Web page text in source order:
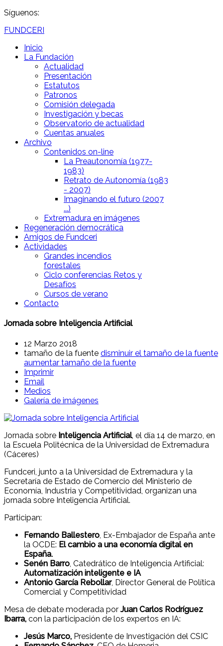
Síguenos:
FUNDCERI
Inicio
La Fundación
Actualidad
Presentación
Estatutos
Patronos
Comisión delegada
Investigación y becas
Observatorio de actualidad
Cuentas anuales
Archivo
Contenidos on-line
La Preautonomía (1977-
1983)
Retrato de Autonomía (1983
- 2007)
Imaginando el futuro (2007
...)
Extremadura en imágenes
Regeneración democrática
Amigos de Fundceri
Actividades
Grandes incendios
forestales
Ciclo conferencias Retos y
Desafíos
Cursos de verano
Contacto
Jornada sobre Inteligencia Artificial
12 Marzo 2018
tamaño de la fuente disminuir el tamaño de la fuente
aumentar tamaño de la fuente
Imprimir
Email
Medios
Galería de imágenes
Jornada sobre Inteligencia Artificial, el día 14 de marzo, en
la Escuela Politécnica de la Universidad de Extremadura
(Cáceres)
Fundceri, junto a la Universidad de Extremadura y la
Secretaría de Estado de Comercio del Ministerio de
Economía, Industria y Competitividad, organizan una
jornada sobre Inteligencia Artificial.
Participan:
Fernando Ballestero , Ex-Embajador de España ante
la OCDE: El cambio a una economía digital en
España.
Senén Barro , Catedrático de Inteligencia Artificial:
Automatización inteligente e IA
Antonio García Rebollar, Director General de Política
Comercial y Competitividad
Mesa de debate moderada porJuan Carlos Rodríguez
Ibarra, con la participación de los expertos en IA:
Jesús Marco, Presidente de Investigación del CSIC